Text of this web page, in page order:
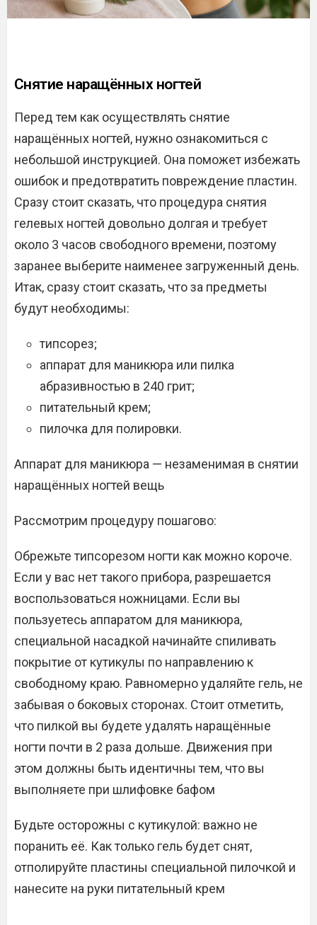
Снятие наращённых ногтей
Перед тем как осуществлять снятие
наращённых ногтей, нужно ознакомиться с
небольшой инструкцией. Она поможет избежать
ошибок и предотвратить повреждение пластин.
Сразу стоит сказать, что процедура снятия
гелевых ногтей довольно долгая и требует
около 3 часов свободного времени, поэтому
заранее выберите наименее загруженный день.
Итак, сразу стоит сказать, что за предметы
будут необходимы:
типсорез;
аппарат для маникюра или пилка
абразивностью в 240 грит;
питательный крем;
пилочка для полировки.
Аппарат для маникюра — незаменимая в снятии
наращённых ногтей вещь
Рассмотрим процедуру пошагово:
Обрежьте типсорезом ногти как можно короче.
Если у вас нет такого прибора, разрешается
воспользоваться ножницами. Если вы
пользуетесь аппаратом для маникюра,
специальной насадкой начинайте спиливать
покрытие от кутикулы по направлению к
свободному краю. Равномерно удаляйте гель, не
забывая о боковых сторонах. Стоит отметить,
что пилкой вы будете удалять наращённые
ногти почти в 2 раза дольше. Движения при
этом должны быть идентичны тем, что вы
выполняете при шлифовке бафом
Будьте осторожны с кутикулой: важно не
поранить её. Как только гель будет снят,
отполируйте пластины специальной пилочкой и
нанесите на руки питательный крем